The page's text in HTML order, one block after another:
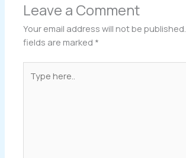
Leave a Comment
Your email address will not be published.
fields are marked *
here..